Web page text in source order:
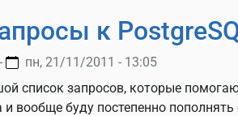
к
-
пн, 21/11/2011 - 13:05
список запросов, которые
и вообще буду постепенно